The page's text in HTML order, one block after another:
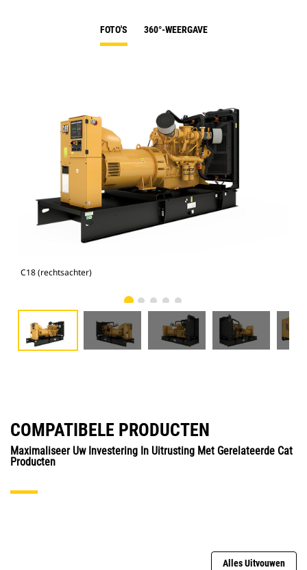
FOTO'S 360°-WEERGAVE
C18 (rechtsachter)
COMPATIBELE PRODUCTEN
Maximaliseer Uw Investering In Uitrusting Met Gerelateerde Cat
Producten
Alles Uitvouwen